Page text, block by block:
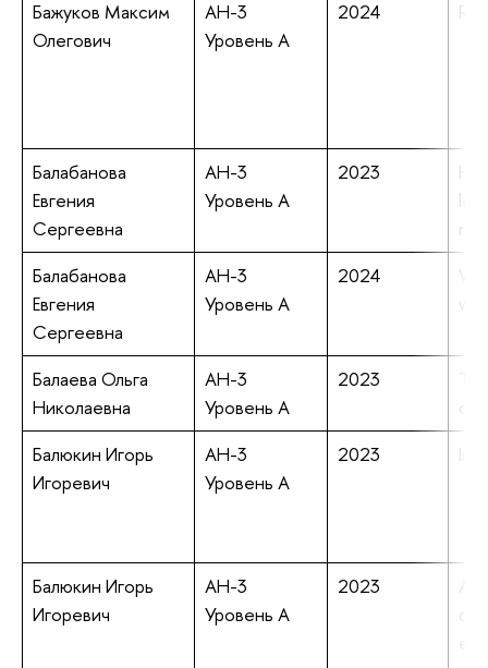
Бажуков Максим
Олегович
АН-3
Уровень А
2024
Балабанова
Евгения
Сергеевна
АН-3
Уровень А
2023
Балабанова
Евгения
Сергеевна
АН-3
Уровень А
2024
Балаева Ольга
Николаевна
АН-3
Уровень А
2023
Балюкин Игорь
Игоревич
АН-3
Уровень А
2023
Балюкин Игорь
Игоревич
АН-3
Уровень А
2023